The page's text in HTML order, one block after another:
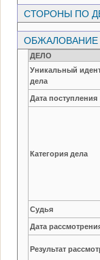
СТОРОНЫ ПО
ОБЖАЛОВАНИЕ
ДЕЛО
Уникальный
дела
Дата поступления
Категория дела
Судья
Дата
Результат